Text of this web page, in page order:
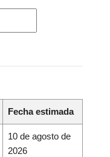
Fecha estimada
10 de agosto de
2026